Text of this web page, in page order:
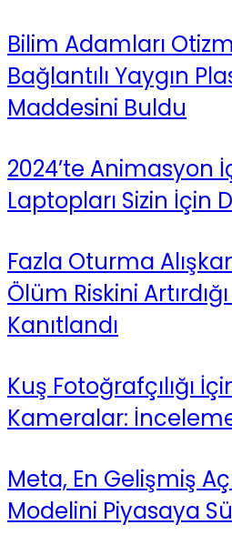
Bilim Adamları
Bağlantılı Yaygın
Maddesini Buldu
2024’te Animasyon
Laptopları Sizin İçin
Fazla Oturma
Ölüm Riskini
Kanıtlandı
Kuş Fotoğrafçılığı
Kameralar:
Meta, En Gelişmiş
Modelini Piyasaya